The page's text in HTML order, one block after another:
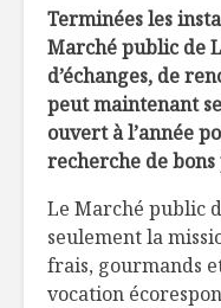
Terminées les
Marché public de
d’échanges, de
peut maintenant
ouvert à l’année
recherche de
Le Marché public
seulement la
frais, gourmands
vocation
Pour
le
Votre